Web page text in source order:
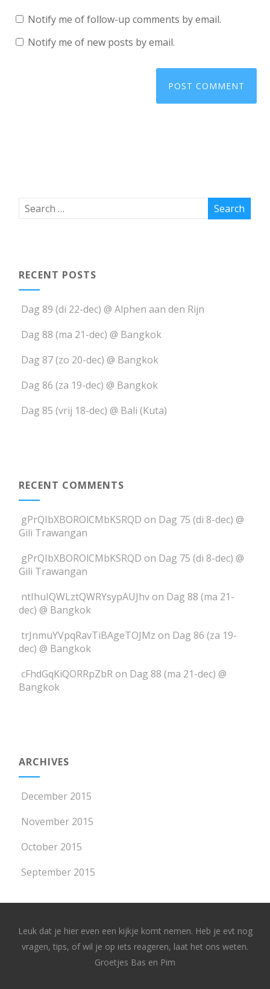
Notify me of follow-up comments by email.
Notify me of new posts by email.
RECENT POSTS
Dag 89 (di 22-dec) @ Alphen aan den Rijn
Dag 88 (ma 21-dec) @ Bangkok
Dag 87 (zo 20-dec) @ Bangkok
Dag 86 (za 19-dec) @ Bangkok
Dag 85 (vrij 18-dec) @ Bali (Kuta)
RECENT COMMENTS
gPrQIbXBOROlCMbKSRQD on Dag 75 (di 8-dec) @
Gili Trawangan
gPrQIbXBOROlCMbKSRQD on Dag 75 (di 8-dec) @
Gili Trawangan
ntIhuIQWLztQWRYsypAUJhvon Dag 88 (ma 21-
dec) @ Bangkok
trJnmuYVpqRavTiBAgeTOJMz on Dag 86 (za 19-
dec) @ Bangkok
cFhdGqKiQORRpZbRon Dag 88 (ma 21-dec) @
Bangkok
ARCHIVES
December 2015
November 2015
October 2015
September 2015
Leuk dat je hier even een kijkje komt nemen. Heb je evt nog
vragen, tips, of wil je op iets reageren, laat het ons weten.
Groetjes Bas en Pim